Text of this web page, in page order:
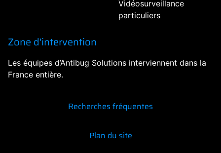
Vidéosurveillance
particuliers
Zone d'intervention
Les équipes d’Antibug Solutions interviennent dans la
France entière.
Recherches fréquentes
Plan du site